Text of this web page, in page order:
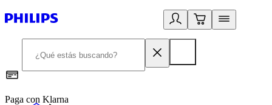
Paga con Klarna